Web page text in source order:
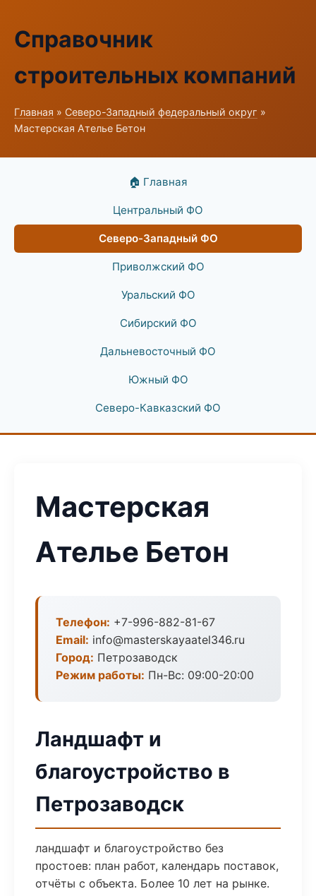
Справочник
строительных компаний
Главная » Северо-Западный федеральный округ »
Мастерская Ателье Бетон
🏠 Главная
Центральный ФО
Северо-Западный ФО
Приволжский ФО
Уральский ФО
Сибирский ФО
Дальневосточный ФО
Южный ФО
Северо-Кавказский ФО
Мастерская
Ателье Бетон
Телефон: +7-996-882-81-67
Email: info@masterskayaatel346.ru
Город: Петрозаводск
Режим работы: Пн-Вс: 09:00-20:00
Ландшафт и
благоустройство в
Петрозаводск
ландшафт и благоустройство без
простоев: план работ, календарь поставок,
отчёты с объекта. Более 10 лет на рынке.